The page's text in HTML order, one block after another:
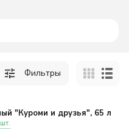
Фильтры
"Куроми и друзья", 65 л